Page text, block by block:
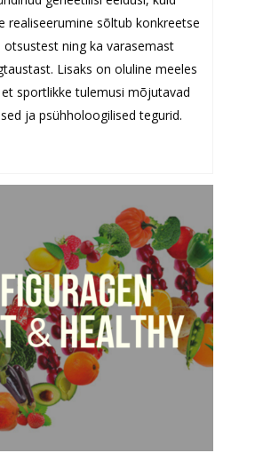
realiseerumine sõltub konkreetse
otsustest ning ka varasemast
Lisaks on oluline meeles
sportlikke tulemusi mõjutavad
ja psühholoogilised tegurid.